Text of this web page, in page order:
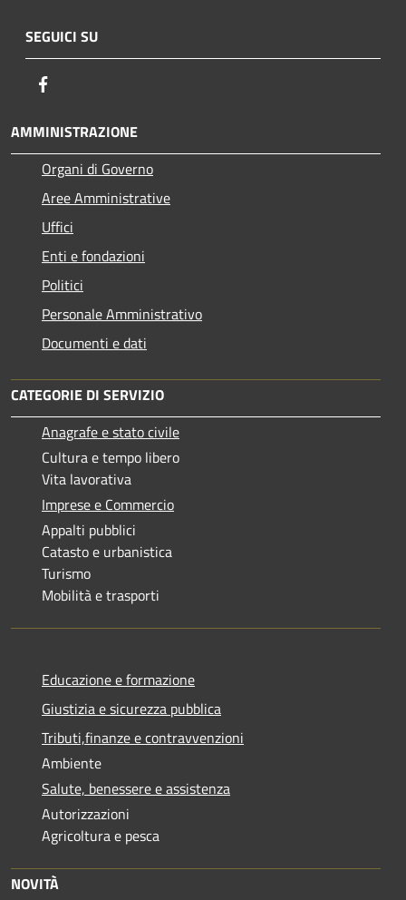
SEGUICI SU
AMMINISTRAZIONE
Organi di Governo
Aree Amministrative
Uffici
Enti e fondazioni
Politici
Personale Amministrativo
Documenti e dati
CATEGORIE DI SERVIZIO
Anagrafe e stato civile
Cultura e tempo libero
Vita lavorativa
Imprese e Commercio
Appalti pubblici
Catasto e urbanistica
Turismo
Mobilità e trasporti
Educazione e formazione
Giustizia e sicurezza pubblica
Tributi,finanze e contravvenzioni
Ambiente
Salute, benessere e assistenza
Autorizzazioni
Agricoltura e pesca
NOVITÀ